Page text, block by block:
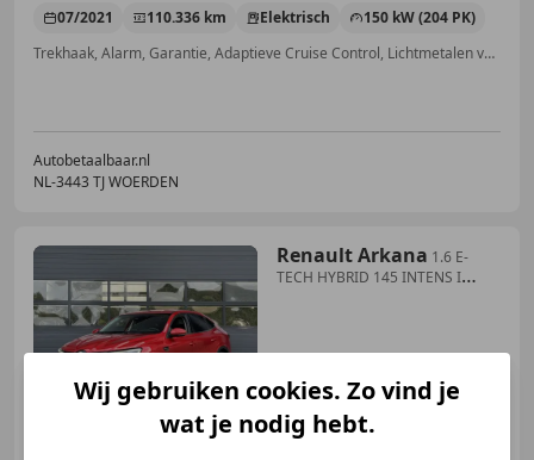
07/2021 110.336 km Elektrisch
150 kW (204 PK)
Trekhaak, Alarm, Garantie, Adaptieve Cruise Control, Lichtmetalen velgen, Stuurwielverwarming, Voorruitverwarming, Bochtverlichting
Autobetaalbaar.nl
NL-3443 TJ WOERDEN
Renault Arkana 1.6 E-
TECH HYBRID 145 INTENS I
€ 17.945 1
Wij gebruiken cookies. Zo vind je
wat je nodig hebt.